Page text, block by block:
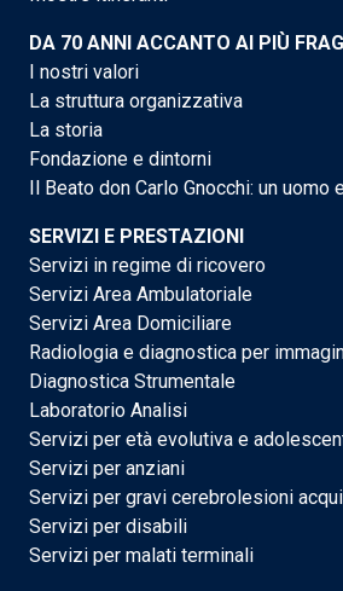
DA 70 ANNI ACCANTO AI PIÙ
I nostri valori
La struttura organizzativa
La storia
Fondazione e dintorni
Il Beato don Carlo Gnocchi: un uomo
SERVIZI E PRESTAZIONI
Servizi in regime di ricovero
Servizi Area Ambulatoriale
Servizi Area Domiciliare
Radiologia e diagnostica per
Diagnostica Strumentale
Laboratorio Analisi
Servizi per età evolutiva e
Servizi per anziani
Servizi per gravi cerebrolesioni
Servizi per disabili
Servizi per malati terminali